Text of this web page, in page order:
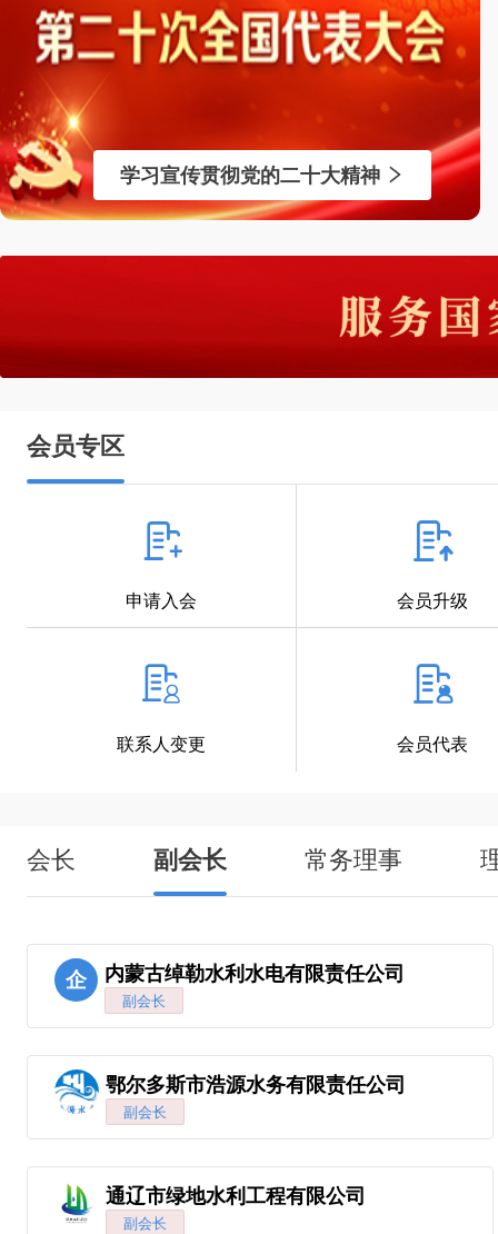
学习宣传贯彻党的二十大精神
会员专区
申请入会 会员升级
联系人变更 会员代表
会长 副会长 常务理事
企 内蒙古绰勒水利水电有限责任公司
副会长
鄂尔多斯市浩源水务有限责任公司
副会长
通辽市绿地水利工程有限公司
副会长